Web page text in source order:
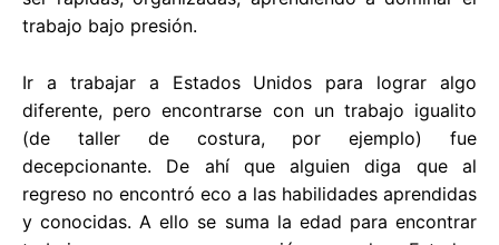
trabajo bajo presión.
Ir a trabajar a Estados Unidos para lograr algo
diferente, pero encontrarse con un trabajo igualito
(de taller de costura, por ejemplo) fue
decepcionante. De ahí que alguien diga que al
regreso no encontró eco a las habilidades aprendidas
y conocidas. A ello se suma la edad para encontrar